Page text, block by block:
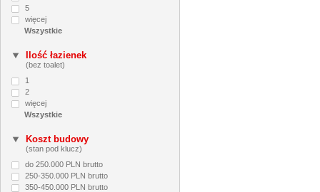
5
więcej
Ilość łazienek
(bez toalet)
1
2
więcej
Koszt budowy
(stan pod klucz)
do 250.000 PLN brutto
250-350.000 PLN brutto
350-450.000 PLN brutto